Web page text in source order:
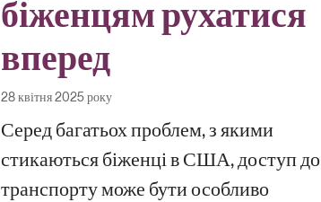
біженцям рухатися
вперед
28 квітня 2025 року
Серед багатьох проблем, з якими
стикаються біженці в США, доступ до
транспорту може бути особливо